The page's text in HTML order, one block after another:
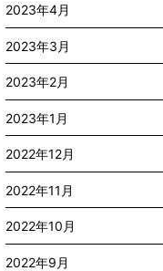
2023年4月
2023年3月
2023年2月
2023年1月
2022年12月
2022年11月
2022年10月
2022年9月